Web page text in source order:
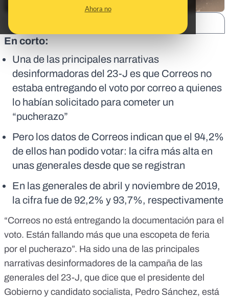
Ahora no
En corto:
Una de las principales narrativas
desinformadoras del 23-J es que Correos no
estaba entregando el voto por correo a quienes
lo habían solicitado para cometer un
“pucherazo”
Pero los datos de Correos indican que el 94,2%
de ellos han podido votar: la cifra más alta en
unas generales desde que se registran
En las generales de abril y noviembre de 2019,
la cifra fue de 92,2% y 93,7%, respectivamente
“Correos no está entregando la documentación para el
voto. Están fallando más que una escopeta de feria
por el pucherazo”. Ha sido una de las principales
narrativas desinformadores de la campaña de las
generales del 23-J, que dice que el presidente del
Gobierno y candidato socialista, Pedro Sánchez, está